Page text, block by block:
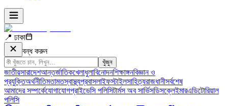
📍 ঢাকা
বন্ধ করুন
খুঁজুন
জাতীয়সারাদেশআন্তর্জাতিকখেলাধুলাবিনোদনশিক্ষাঙ্গনবিজ্ঞান ও
প্রযুক্তিঅর্থনীতিমতামতস্বাস্থ্যপ্রবাসলাইফস্টাইলসাহিত্যরাজধানীসর্বশেষ
আমাদের সম্পর্কেযোগাযোগপ্রাইভেসি পলিসিটার্মস অব সার্ভিসডিসক্লেইমারএডিটোরিয়াল
পলিসি